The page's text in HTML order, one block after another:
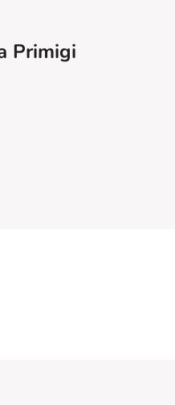
Primigi